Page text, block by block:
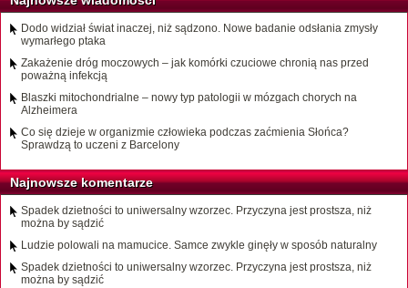
Dodo widział świat inaczej, niż sądzono. Nowe badanie odsłania zmysły
wymarłego ptaka
Zakażenie dróg moczowych – jak komórki czuciowe chronią nas przed
poważną infekcją
Blaszki mitochondrialne – nowy typ patologii w mózgach chorych na
Alzheimera
Co się dzieje w organizmie człowieka podczas zaćmienia Słońca?
Sprawdzą to uczeni z Barcelony
Najnowsze komentarze
Spadek dzietności to uniwersalny wzorzec. Przyczyna jest prostsza, niż
można by sądzić
Ludzie polowali na mamucice. Samce zwykle ginęły w sposób naturalny
Spadek dzietności to uniwersalny wzorzec. Przyczyna jest prostsza, niż
można by sądzić